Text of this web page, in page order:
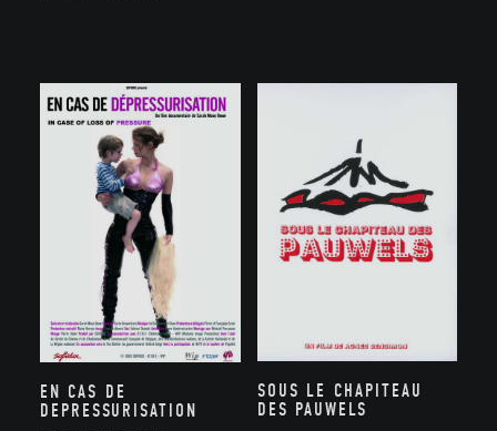
EN CAS DE
DEPRESSURISATION
SOUS LE CHAPITEAU
DES PAUWELS